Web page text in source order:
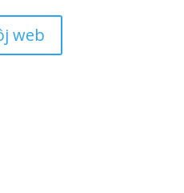
web